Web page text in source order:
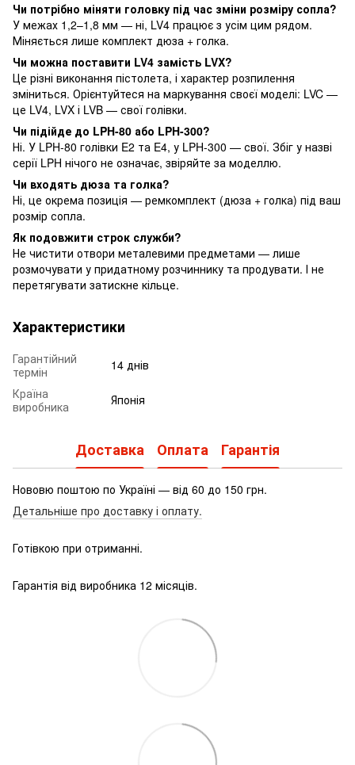
Чи потрібно міняти головку під час зміни розміру сопла?
У межах 1,2–1,8 мм — ні, LV4 працює з усім цим рядом.
Міняється лише комплект дюза + голка.
Чи можна поставити LV4 замість LVX?
Це різні виконання пістолета, і характер розпилення
зміниться. Орієнтуйтеся на маркування своєї моделі: LVC —
це LV4, LVX і LVB — свої голівки.
Чи підійде до LPH-80 або LPH-300?
Ні. У LPH-80 голівки E2 та E4, у LPH-300 — свої. Збіг у назві
серії LPH нічого не означає, звіряйте за моделлю.
Чи входять дюза та голка?
Ні, це окрема позиція — ремкомплект (дюза + голка) під ваш
розмір сопла.
Як подовжити строк служби?
Не чистити отвори металевими предметами — лише
розмочувати у придатному розчиннику та продувати. І не
перетягувати затискне кільце.
Характеристики
Гарантійний
термін
14 днів
Країна
виробника
Японія
Доставка Оплата Гарантія
Нововю поштою по Україні — від 60 до 150 грн.
Детальніше про доставку і оплату.
Готівкою при отриманні.
Гарантія від виробника 12 місяців.